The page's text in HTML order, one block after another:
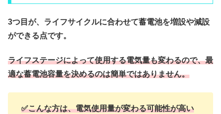
3つ目が、ライフサイクルに合わせて蓄電池を増設や減設
ができる点です。
ライフステージによって使用する電気量も変わるので、最
適な蓄電池容量を決めるのは簡単ではありません。
✅こんな方は、電気使用量が変わる可能性が高い